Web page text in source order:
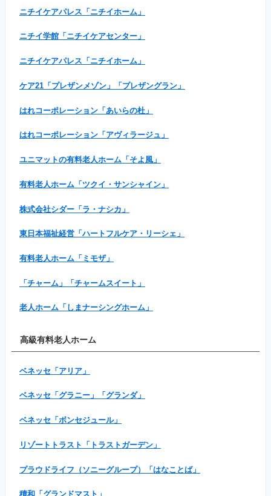
ニチイケアパレス「ニチイホーム」
ニチイ学館「ニチイケアセンター」
ニチイケアパレス「ニチイホーム」
ケア21「プレザンメゾン」「プレザングラン」
はれコーポレーション「あいらの杜」
はれコーポレーション「アヴィラージュ」
ユニマットの有料老人ホーム「そよ風」
有料老人ホーム「ツクイ・サンシャイン」
株式会社シダー「ラ・ナシカ」
東日本福祉経営「ハートフルケア・リーシェ」
有料老人ホーム「ミモザ」
「チャーム」「チャームスイート」
老人ホーム「しまナーシングホーム」
高級有料老人ホーム
ベネッセ「アリア」
ベネッセ「グラニー」「グランダ」
ベネッセ「ボンセジュール」
リゾートトラスト「トラストガーデン」
プラウドライフ（ソニーグループ）「はなことば」
積和「グランドマスト」